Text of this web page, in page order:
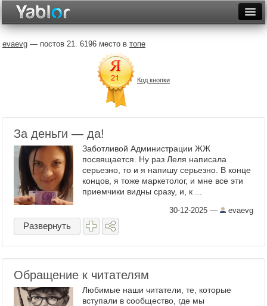
Неделя
Месяц
Рейтинги
Фототоп
Видеотоп
evaevg — постов 21. 6196 место в топе
Код кнопки
За деньги — да!
Заботливой Администрации ЖЖ
посвящается. Ну раз Леля написала
серьезно, то и я напишу серьезно. В конце
концов, я тоже маркетолог, и мне все эти
приемчики видны сразу, и, к ...
30-12-2025 — evaevg
Развернуть
Обращение к читателям
Любимые наши читатели, те, которые
вступали в сообщество, где мы